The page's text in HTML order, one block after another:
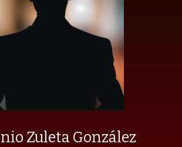
Zuleta González